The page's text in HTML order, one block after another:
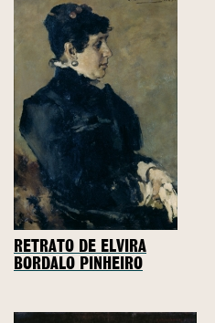
RETRATO DE ELVIRA
BORDALO PINHEIRO